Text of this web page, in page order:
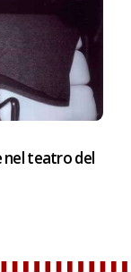
nel teatro del